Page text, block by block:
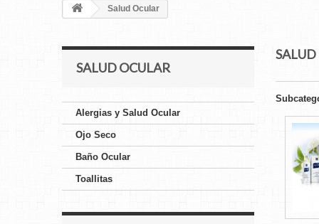
Salud Ocular
SALUD OCULAR
Alergias y Salud Ocular
Ojo Seco
Baño Ocular
Toallitas